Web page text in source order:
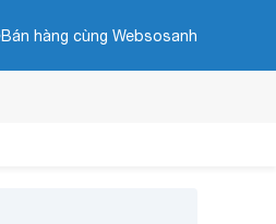
Bán hàng cùng Websosanh